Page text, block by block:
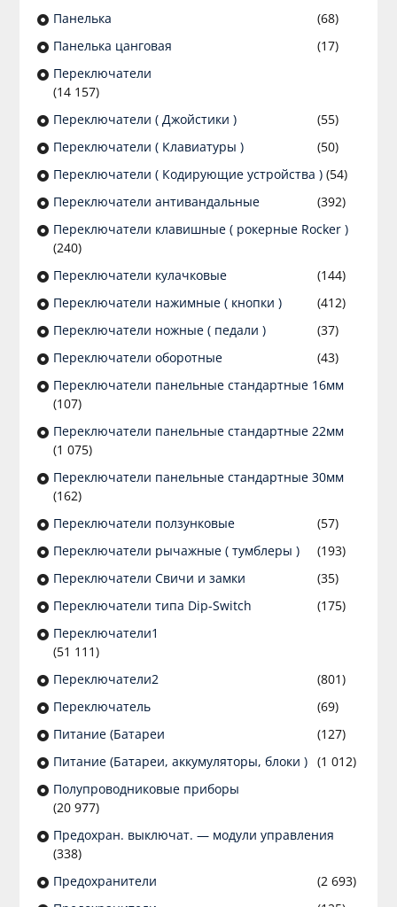
Панелька
(68)
Панелька цанговая
(17)
Переключатели
(14 157)
Переключатели ( Джойстики )
(55)
Переключатели ( Клавиатуры )
(50)
Переключатели ( Кодирующие устройства )(54)
Переключатели антивандальные
(392)
Переключатели клавишные ( рокерные Rocker )
(240)
Переключатели кулачковые
(144)
Переключатели нажимные ( кнопки )
(412)
Переключатели ножные ( педали )
(37)
Переключатели оборотные
(43)
Переключатели панельные стандартные 16мм
(107)
Переключатели панельные стандартные 22мм
(1 075)
Переключатели панельные стандартные 30мм
(162)
Переключатели ползунковые
(57)
Переключатели рычажные ( тумблеры )
(193)
Переключатели Свичи и замки
(35)
Переключатели типа Dip-Switch
(175)
Переключатели1
(51 111)
Переключатели2
(801)
Переключатель
(69)
Питание (Батареи
(127)
Питание (Батареи, аккумуляторы, блоки ) (1 012)
Полупроводниковые приборы
(20 977)
Предохран. выключат. — модули управления
(338)
Предохранители
(2 693)